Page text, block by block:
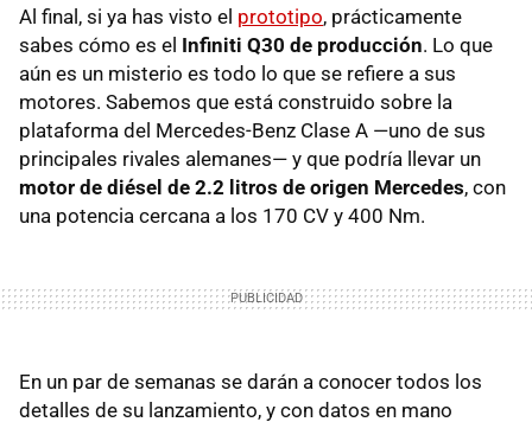
Al final, si ya has visto el prototipo, prácticamente
sabes cómo es el Infiniti Q30 de producción. Lo que
aún es un misterio es todo lo que se refiere a sus
motores. Sabemos que está construido sobre la
plataforma del Mercedes-Benz Clase A —uno de sus
principales rivales alemanes— y que podría llevar un
motor de diésel de 2.2 litros de origen Mercedes, con
una potencia cercana a los 170 CV y 400 Nm.
En un par de semanas se darán a conocer todos los
detalles de su lanzamiento, y con datos en mano